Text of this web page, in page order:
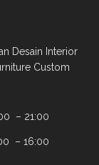
Desain Interior
Custom
– 21:00
– 16:00